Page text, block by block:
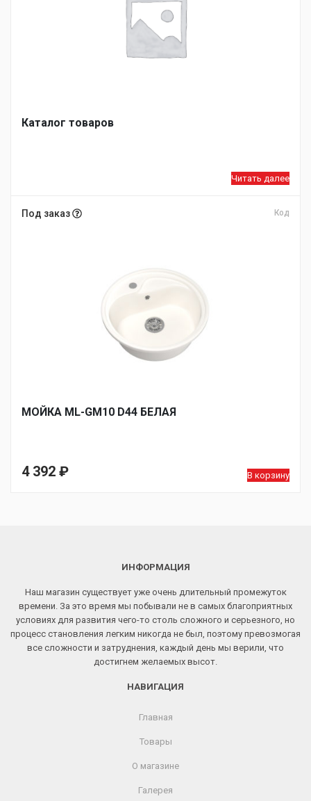
Каталог товаров
Читать далее
Под заказ Код
МОЙКA ML-GM10 D44 БЕЛАЯ
4 392 ₽ В корзину
ИНФОРМАЦИЯ
Наш магазин существует уже очень длительный промежуток
времени. За это время мы побывали не в самых благоприятных
условиях для развития чего-то столь сложного и серьезного, но
процесс становления легким никогда не был, поэтому превозмогая
все сложности и затруднения, каждый день мы верили, что
достигнем желаемых высот.
НАВИГАЦИЯ
Главная
Товары
О магазине
Галерея